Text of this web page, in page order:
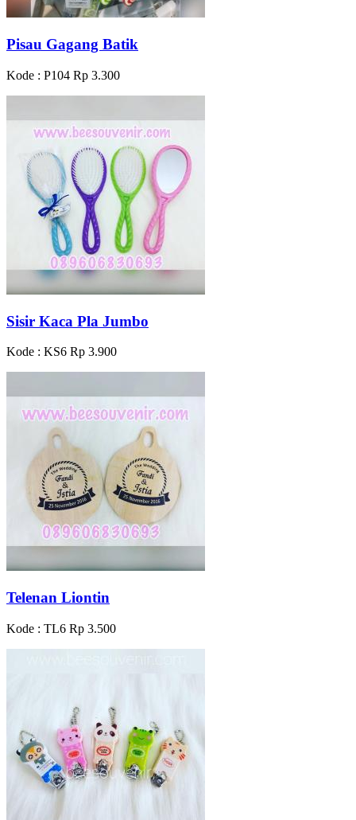
Pisau Gagang Batik
Kode : P104 Rp 3.300
Sisir Kaca Pla Jumbo
Kode : KS6 Rp 3.900
Telenan Liontin
Kode : TL6 Rp 3.500